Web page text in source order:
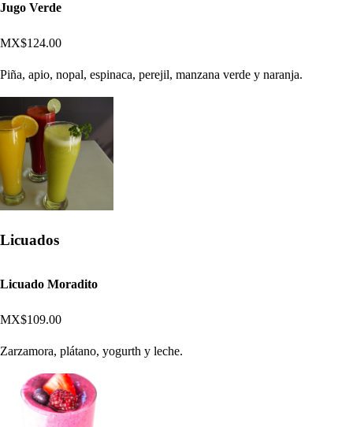
Jugo Verde
MX$124.00
Piña, apio, nopal, espinaca, perejil, manzana verde y naranja.
Licuados
Licuado Moradito
MX$109.00
Zarzamora, plátano, yogurth y leche.